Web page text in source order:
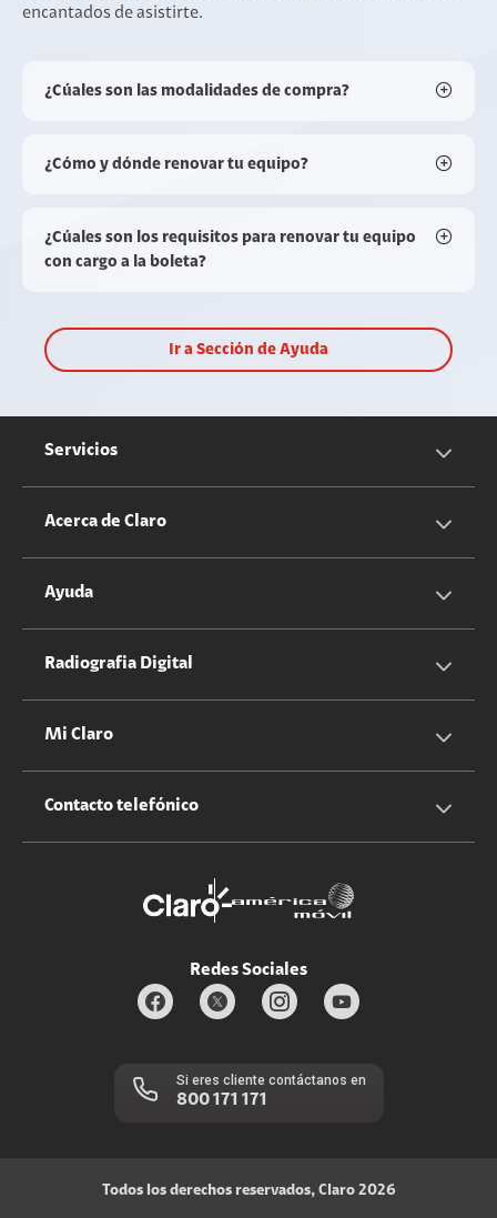
encantados de asistirte.
¿Cúales son las modalidades de compra?
¿Cómo y dónde renovar tu equipo?
¿Cúales son los requisitos para renovar tu equipo
con cargo a la boleta?
Ir a Sección de Ayuda
Servicios
Servicios Móviles
Claro club
Acerca de Claro
Información Corporativa
Propietario terreno antenas
Ayuda
Cotizador servicios móviles
Durabilidad de bienes
Estado de Servicios
Radiografia Digital
Mi Claro
Iniciar sesión
Contacto telefónico
Redes Sociales
Si eres cliente contáctanos en
800 171 171
Todos los derechos reservados, Claro 2026